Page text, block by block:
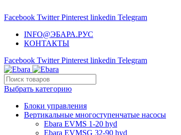
Facebook Twitter Pinterest linkedin Telegram
INFO@ЭБАРА.РУС
КОНТАКТЫ
Facebook Twitter Pinterest linkedin Telegram
Выбрать категорию
Блоки управления
Вертикальные многоступенчатые насосы
Ebara EVMS 1-20 hyd
Ebara EVMSG 32-90 hyd